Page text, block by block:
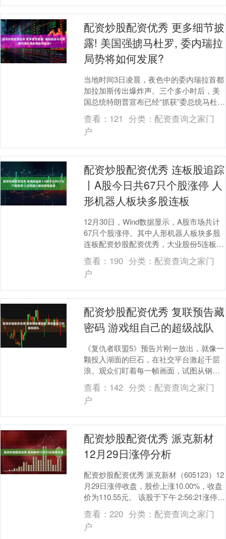
配资炒股配资优秀 更多细节披
露! 美国强掳马杜罗, 委内瑞拉
局势将如何发展?
当地时间3日凌晨，夜色中的委内瑞拉首都
加拉加斯传出爆炸声。三个多小时后，美
国总统特朗普宣布已经“抓获”委总统马杜罗
及其夫人配资炒股配资优秀，并用飞机带
离委内瑞拉....
查看： 121 分类： 配资查询之家门
户
配资炒股配资优秀 连板股追踪
丨A股今日共67只个股涨停 人
形机器人板块多股连板
12月30日，Wind数据显示，A股市场共计
67只个股涨停。其中人形机器人板块多股
连板配资炒股配资优秀，大业股份5连板，
天奇股份4连板，模塑科技、五洲新春、步
科....
查看： 190 分类： 配资查询之家门
户
配资炒股配资优秀 复联预告藏
密码 游戏组自己的超级战队
《复仇者联盟5》预告片刚一放出，就像一
颗投入湖面的巨石，在社交平台激起千层
浪。观众们盯着每一帧画面，试图从钢铁
侠的旧战甲、奇异博士的新法术，甚至背
景里一闪而过的....
查看： 142 分类： 配资查询之家门
户
配资炒股配资优秀 派克新材
12月29日涨停分析
配资炒股配资优秀 派克新材（605123）12
月29日涨停收盘，股价上涨10.00%，收盘
价为110.55元。 该股于下午 2:56:21涨停。
截止15:00:....
查看：220 分类： 配资查询之家门
户